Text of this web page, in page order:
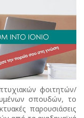
φοιτητών/
σπουδών, το
παρουσιάσεις